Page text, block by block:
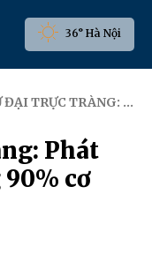
36° Hà Nội
PHÁT HIỆN SỚM GIÚP TĂNG 90% CƠ HỘI SỐNG
Phát
cơ